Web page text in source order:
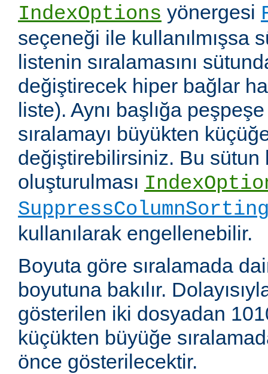
IndexOptions yönergesi
seçeneği ile kullanılmışsa
listenin sıralamasını
değiştirecek hiper bağlar
liste). Aynı başlığa
sıralamayı büyükten
değiştirebilirsiniz. Bu sütun
oluşturulması
kullanılarak engellenebilir.
Boyuta göre sıralamada
boyutuna bakılır.
gösterilen iki dosyadan
küçükten büyüğe
önce gösterilecektir.